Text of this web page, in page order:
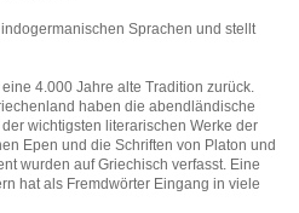
Sprachen und stellt
4.000 Jahre alte Tradition zurück.
haben die abendländische
wichtigsten literarischen Werke der
Epen und die Schriften von Platon und
wurden auf Griechisch verfasst. Eine
hat als Fremdwörter Eingang in viele